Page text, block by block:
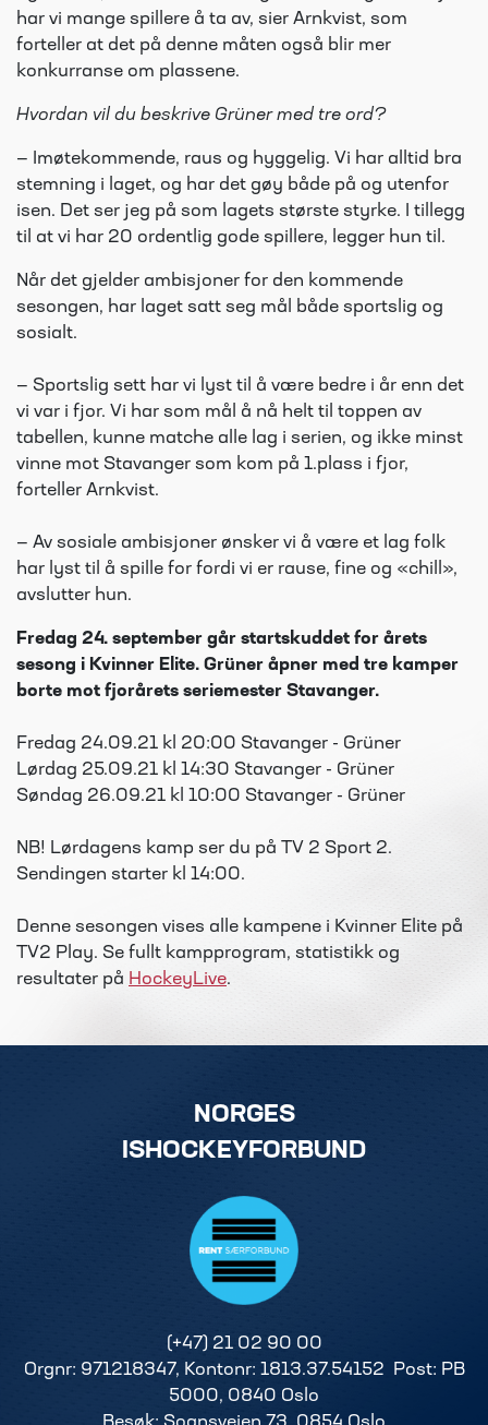
har vi mange spillere å ta av, sier Arnkvist, som
forteller at det på denne måten også blir mer
konkurranse om plassene.
Hvordan vil du beskrive Grüner med tre ord?
— Imøtekommende, raus og hyggelig. Vi har alltid bra
stemning i laget, og har det gøy både på og utenfor
isen. Det ser jeg på som lagets største styrke. I tillegg
til at vi har 20 ordentlig gode spillere, legger hun til.
Når det gjelder ambisjoner for den kommende
sesongen, har laget satt seg mål både sportslig og
sosialt.
— Sportslig sett har vi lyst til å være bedre i år enn det
vi var i fjor. Vi har som mål å nå helt til toppen av
tabellen, kunne matche alle lag i serien, og ikke minst
vinne mot Stavanger som kom på 1.plass i fjor,
forteller Arnkvist.
— Av sosiale ambisjoner ønsker vi å være et lag folk
har lyst til å spille for fordi vi er rause, fine og «chill»,
avslutter hun.
Fredag 24. september går startskuddet for årets
sesong i Kvinner Elite. Grüner åpner med tre kamper
borte mot fjorårets seriemester Stavanger.
Fredag 24.09.21 kl 20:00 Stavanger - Grüner
Lørdag 25.09.21 kl 14:30 Stavanger - Grüner
Søndag 26.09.21 kl 10:00 Stavanger - Grüner
NB! Lørdagens kamp ser du på TV 2 Sport 2.
Sendingen starter kl 14:00.
Denne sesongen vises alle kampene i Kvinner Elite på
TV2 Play. Se fullt kampprogram, statistikk og
resultater på HockeyLive.
NORGES
ISHOCKEYFORBUND
(+47) 21 02 90 00
Orgnr: 971218347, Kontonr: 1813.37.54152 Post: PB
5000, 0840 Oslo